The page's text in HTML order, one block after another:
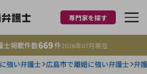
離婚に強い弁護士
都道府県を選択
専門家を探す
士掲載件数669件2026年07月現在
強い弁護士 広島市で離婚に強い弁護士 弁